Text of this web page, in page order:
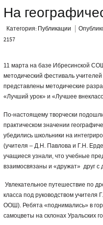
На
Категория: Публикации
2157
11 марта на базе Ибресинской
методический фестиваль
представлены методические
«Лучший урок» и «Лучшее
По-настоящему творчески
практическом значении
убедились школьники на
(учителя – Д.Н. Павлова и Г.Н.
учащиеся узнали, что учебные
взаимосвязаны и «дружат» друг с
Увлекательное путешествие по
класса под руководством учителя
ООШ). Ребята «поднимались» в
самоцветы на склонах Уральских